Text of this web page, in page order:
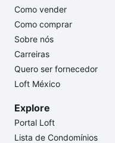
Como vender
Como comprar
Sobre nós
Carreiras
Quero ser fornecedor
Loft México
Explore
Portal Loft
Lista de Condomínios